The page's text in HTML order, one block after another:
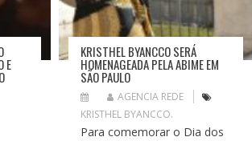
E
KRISTHEL BYANCCO SERÁ
HOMENAGEADA PELA ABIME EM
SÃO PAULO
AGENCIA REDE
KRISTHEL BYANCCO.
Para comemorar o Dia dos